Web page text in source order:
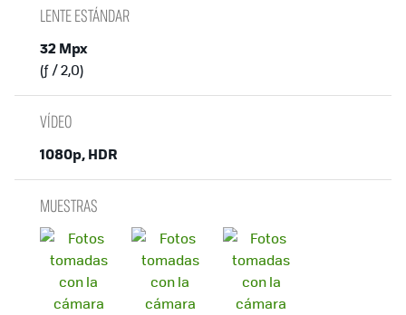
LENTE ESTÁNDAR
32 Mpx
(ƒ / 2,0)
VÍDEO
1080p, HDR
MUESTRAS